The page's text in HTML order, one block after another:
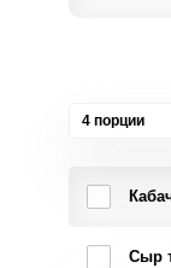
4 порции
Сыр